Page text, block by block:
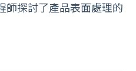
師探討了產品表面處理的